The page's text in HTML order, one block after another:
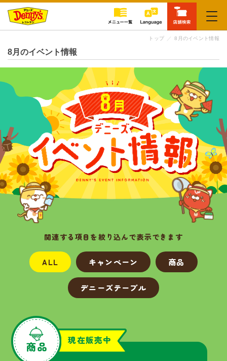
閉じる
トップ 8月のイベント情報
8月のイベント情報
関連する項目を絞り込んで表示できます
ALL キャンペーン 商品
デニーズテーブル
現在販売中